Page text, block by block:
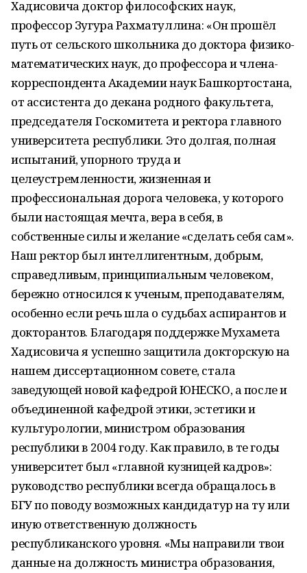
Хадисовича доктор философских наук,
профессор Зугура Рахматуллина: «Он прошёл
путь от сельского школьника до доктора физико-
математических наук, до профессора и члена-
корреспондента Академии наук Башкортостана,
от ассистента до декана родного факультета,
председателя Госкомитета и ректора главного
университета республики. Это долгая, полная
испытаний, упорного труда и
целеустремленности, жизненная и
профессиональная дорога человека, у которого
были настоящая мечта, вера в себя, в
собственные силы и желание «сделать себя сам».
Наш ректор был интеллигентным, доб­рым,
справедливым, принципиальным человеком,
бережно относился к ученым, преподавателям,
особенно если речь шла о судьбах аспирантов и
докторантов. Благодаря поддержке Мухамета
Хадисовича я успешно защитила докторскую на
нашем диссертационном совете, стала
заведующей новой кафедрой ЮНЕСКО, а после и
объединенной кафедрой этики, эстетики и
культурологии, министром образования
республики в 2004 году. Как правило, в те годы
университет был «главной кузницей кадров»:
руководство республики всегда обращалось в
БГУ по поводу возможных кандидатур на ту или
иную ответственную должность
республиканского уровня. «Мы направили твои
данные на должность министра образования,